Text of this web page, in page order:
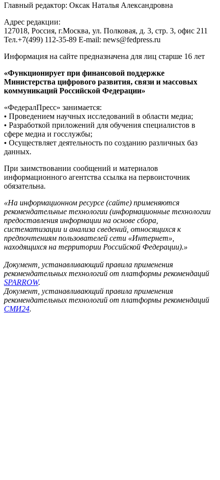
Главный редактор: Оксак Наталья Александровна
Адрес редакции:
127018, Россия, г.Москва, ул. Полковая, д. 3, стр. 3, офис 211
Тел.+7(499) 112-35-89 E-mail: news@fedpress.ru
Информация на сайте предназначена для лиц старше 16 лет
«Функционирует при финансовой поддержке
Министерства цифрового развития, связи и массовых
коммуникаций Российской Федерации»
«ФедералПресс» занимается:
• Проведением научных исследований в области медиа;
• Разработкой приложений для обучения специалистов в
сфере медиа и госслужбы;
• Осуществляет деятельность по созданию различных баз
данных.
При заимствовании сообщений и материалов
информационного агентства ссылка на первоисточник
обязательна.
«На информационном ресурсе (сайте) применяются
рекомендательные технологии (информационные технологии
предоставления информации на основе сбора,
систематизации и анализа сведений, относящихся к
предпочтениям пользователей сети «Интернет»,
находящихся на территории Российской Федерации).»
Документ, устанавливающий правила применения
рекомендательных технологий от платформы рекомендаций
SPARROW.
Документ, устанавливающий правила применения
рекомендательных технологий от платформы рекомендаций
СМИ24.